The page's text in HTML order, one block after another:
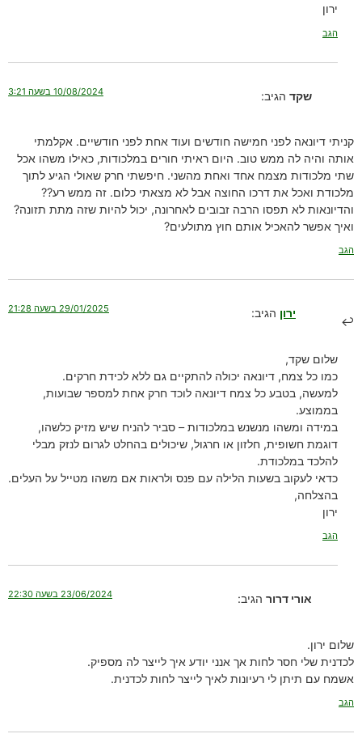
ירון
הגב
שקד הגיב: 10/08/2024 בשעה 3:21
קניתי דיונאה לפני חמישה חודשים ועוד אחת לפני חודשיים. אקלמתי
אותה והיה לה ממש טוב. היום ראיתי חורים במלכודות, כאילו משהו אכל
שתי מלכודות מצמח אחד ואחת מהשני. חיפשתי חרק שאולי הגיע לתוך
מלכודת ואכל את דרכו החוצה אבל לא מצאתי כלום. זה ממש רע??
והדיונאות לא תפסו הרבה זבובים לאחרונה, יכול להיות שזה מתת תזונה?
ואיך אפשר להאכיל אותם חוץ מתולעים?
הגב
ירון הגיב: 29/01/2025 בשעה 21:28
שלום שקד,
כמו כל צמח, דיונאה יכולה להתקיים גם ללא לכידת חרקים.
למעשה, בטבע כל צמח דיונאה לוכד חרק אחת למספר שבועות,
בממוצע.
במידה ומשהו מנשנש במלכודות – סביר להניח שיש מזיק כלשהו,
דוגמת חשופית, חלזון או חרגול, שיכולים בהחלט לגרום לנזק מבלי
להלכד במלכודת.
כדאי לעקוב בשעות הלילה עם פנס ולראות אם משהו מטייל על העלים.
בהצלחה,
ירון
הגב
אורי דרור הגיב: 23/06/2024 בשעה 22:30
שלום ירון.
לכדנית שלי חסר לחות אך אנני יודע איך לייצר לה מספיק.
אשמח עם תיתן לי רעיונות לאיך לייצר לחות לכדנית.
הגב